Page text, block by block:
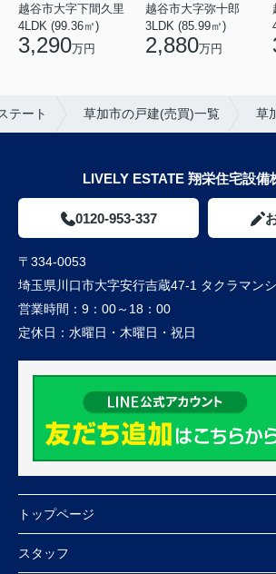
越谷市大字下間久里
4LDK (99.36㎡)
3,290万円
越谷市大字弥十郎
3LDK (85.99㎡)
2,880万円
テート 草加市の戸建(売買)一覧 草
LIVELY ESTATE 翔栄住宅設備
0120-953-337
〒334-0053
埼玉県川口市大字安行吉蔵47-1 タクラマン
営業時間： 9：00～18：00
定休日： 水曜日・木曜日・祝日
トップページ
スタッフ